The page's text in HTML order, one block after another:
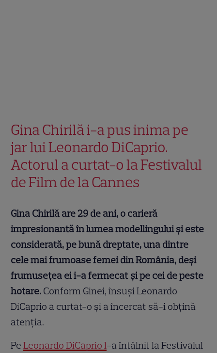
Gina Chirilă i-a pus inima pe
jar lui Leonardo DiCaprio.
Actorul a curtat-o la Festivalul
de Film de la Cannes
Gina Chirilă are 29 de ani, o carieră
impresionantă în lumea modellingului și este
considerată, pe bună dreptate, una dintre
cele mai frumoase femei din România, deși
frumusețea ei i-a fermecat și pe cei de peste
hotare. Conform Ginei, însuși Leonardo
DiCaprio a curtat-o și a încercat să-i obțină
atenția.
PeLeonardo DiCaprio l-a întâlnit la Festivalul